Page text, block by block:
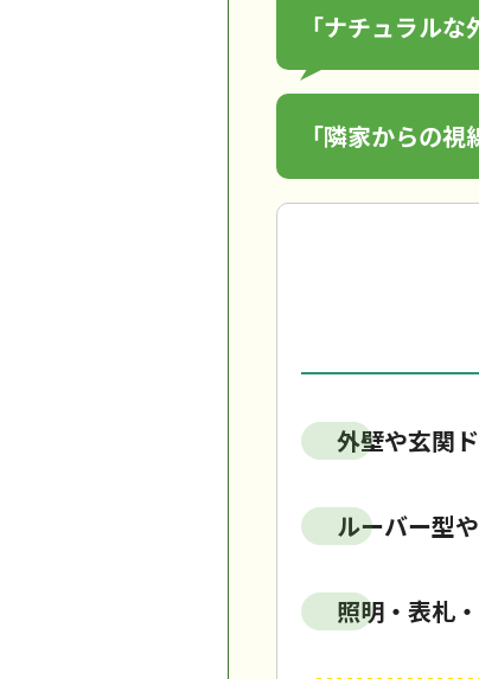
「ナチュラル
「隣家からの
外壁や玄関
ルーバー型
照明・表札